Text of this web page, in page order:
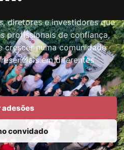
diretores e investidores que
profissionais de confiança,
numa comunidade
em diferentes
adesões
convidado